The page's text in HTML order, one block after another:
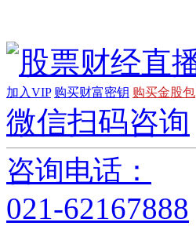
加入VIP 购买财富密钥 购买金股包
微信扫码咨询
咨询电话：
021-62167888